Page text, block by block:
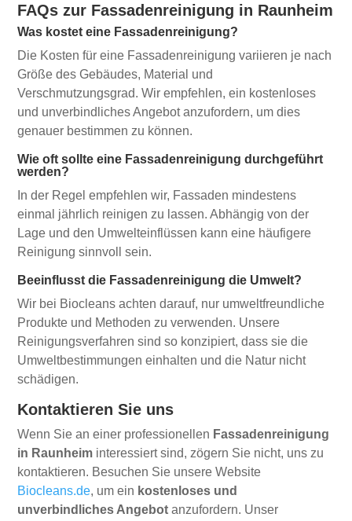
FAQs zur Fassadenreinigung in Raunheim
Was kostet eine Fassadenreinigung?
Die Kosten für eine Fassadenreinigung variieren je nach
Größe des Gebäudes, Material und
Verschmutzungsgrad. Wir empfehlen, ein kostenloses
und unverbindliches Angebot anzufordern, um dies
genauer bestimmen zu können.
Wie oft sollte eine Fassadenreinigung durchgeführt
werden?
In der Regel empfehlen wir, Fassaden mindestens
einmal jährlich reinigen zu lassen. Abhängig von der
Lage und den Umwelteinflüssen kann eine häufigere
Reinigung sinnvoll sein.
Beeinflusst die Fassadenreinigung die Umwelt?
Wir bei Biocleans achten darauf, nur umweltfreundliche
Produkte und Methoden zu verwenden. Unsere
Reinigungsverfahren sind so konzipiert, dass sie die
Umweltbestimmungen einhalten und die Natur nicht
schädigen.
Kontaktieren Sie uns
Wenn Sie an einer professionellen Fassadenreinigung
in Raunheim interessiert sind, zögern Sie nicht, uns zu
kontaktieren. Besuchen Sie unsere Website
Biocleans.de, um ein kostenloses und
unverbindliches Angebot anzufordern. Unser